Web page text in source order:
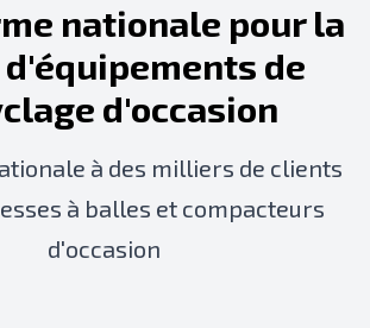
nationale pour la
de
d'occasion
à des milliers de clients
à balles et compacteurs
d'occasion